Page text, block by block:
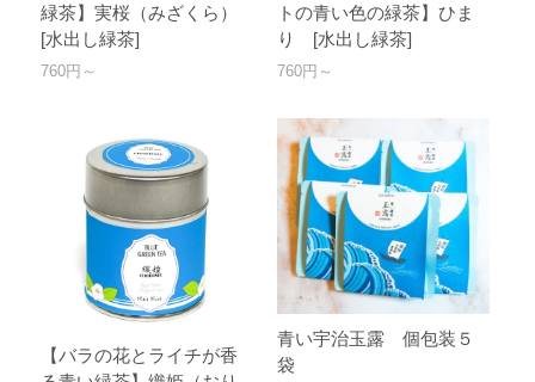
緑茶】実桜（みざくら）
[水出し緑茶]
760円～
トの青い色の緑茶】ひま
り [水出し緑茶]
760円～
【バラの花とライチが香
青い宇治玉露 個包装５
袋